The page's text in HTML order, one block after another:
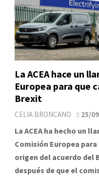
La ACEA hace un
Europea para que
Brexit
CELIA BRONCANO 25/
La ACEA ha hecho un
Comisión Europea
origen del acuerdo del
después de que el